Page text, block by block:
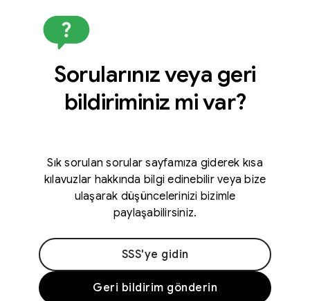
Sorularınız veya geri
bildiriminiz mi var?
Sık sorulan sorular sayfamıza giderek kısa
kılavuzlar hakkında bilgi edinebilir veya bize
ulaşarak düşüncelerinizi bizimle
paylaşabilirsiniz.
SSS'ye gidin
Geri bildirim gönderin